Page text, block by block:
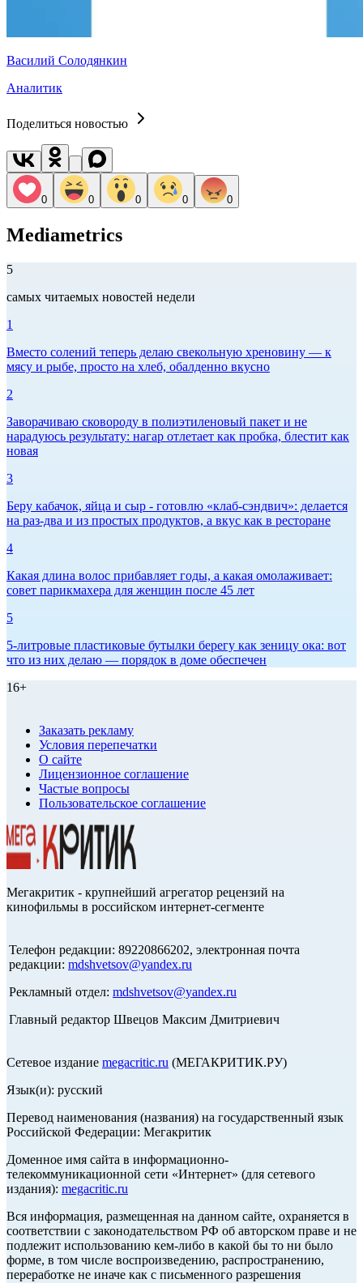
Василий Солодянкин
Аналитик
Поделиться новостью
0 0 0 0 0
Mediametrics
5
самых читаемых новостей недели
1
Вместо солений теперь делаю свекольную хреновину — к
мясу и рыбе, просто на хлеб, обалденно вкусно
2
Заворачиваю сковороду в полиэтиленовый пакет и не
нарадуюсь результату: нагар отлетает как пробка, блестит как
новая
3
Беру кабачок, яйца и сыр - готовлю «клаб-сэндвич»: делается
на раз-два и из простых продуктов, а вкус как в ресторане
4
Какая длина волос прибавляет годы, а какая омолаживает:
совет парикмахера для женщин после 45 лет
5
5-литровые пластиковые бутылки берегу как зеницу ока: вот
что из них делаю — порядок в доме обеспечен
16+
Заказать рекламу
Условия перепечатки
О сайте
Лицензионное соглашение
Частые вопросы
Пользовательское соглашение
Мегакритик - крупнейший агрегатор рецензий на
кинофильмы в российском интернет-сегменте
Телефон редакции: 89220866202, электронная почта
редакции: mdshvetsov@yandex.ru
Рекламный отдел: mdshvetsov@yandex.ru
Главный редактор Швецов Максим Дмитриевич
Сетевое издание megacritic.ru (МЕГАКРИТИК.РУ)
Язык(и): русский
Перевод наименования (названия) на государственный язык
Российской Федерации: Мегакритик
Доменное имя сайта в информационно-
телекоммуникационной сети «Интернет» (для сетевого
издания): megacritic.ru
Вся информация, размещенная на данном сайте, охраняется в
соответствии с законодательством РФ об авторском праве и не
подлежит использованию кем-либо в какой бы то ни было
форме, в том числе воспроизведению, распространению,
переработке не иначе как с письменного разрешения